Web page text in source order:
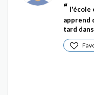
l'école
apprend
tard